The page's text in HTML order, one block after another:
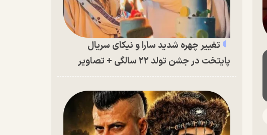
تغییر چهره شدید سارا و نیکای سریال
پایتخت در جشن تولد ۲۲ سالگی + تصاویر